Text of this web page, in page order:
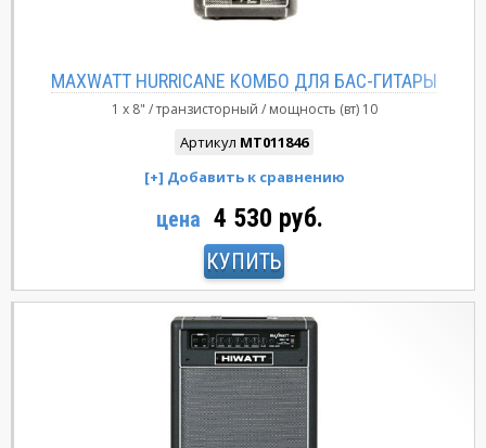
MAXWATT HURRICANE КОМБО ДЛЯ БАС-ГИТАРЫ
1 x 8" транзисторный мощность (вт) 10
Артикул MT011846
цена 4 530 руб.
КУПИТЬ